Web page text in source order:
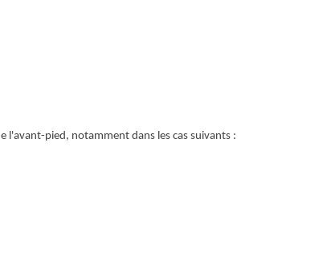
l'avant-pied, notamment dans les cas suivants :